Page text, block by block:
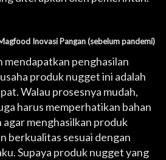
Inovasi Pangan (sebelum pandemi)
mendapatkan penghasilan
produk nugget ini adalah
Walau prosesnya mudah,
harus memperhatikan bahan
agar menghasilkan produk
berkualitas sesuai dengan
Supaya produk nugget yang